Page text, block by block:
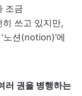
조금
쓰고 있지만,
노션(notion)’에
러 권을 병행하는